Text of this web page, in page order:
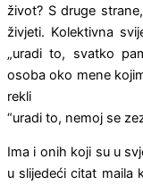
život? S druge
živjeti. Kolektivna
„uradi to, svatko
osoba oko mene
rekli
“uradi to, nemoj se
Ima i onih koji su u
u slijedeći citat maila